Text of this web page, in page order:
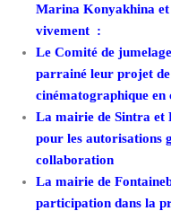
Marina Konyakhina
vivement :
Le Comité de
parrainé leur projet
cinématographique
La mairie de Sintra et
pour les autorisations
collaboration
La mairie de
participation dans la